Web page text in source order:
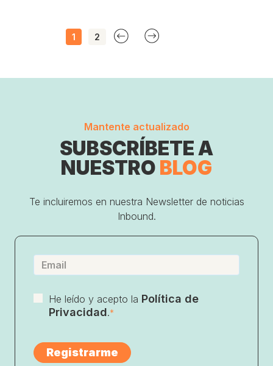
1 2
Mantente actualizado
SUBSCRÍBETE A
NUESTRO BLOG
Te incluiremos en nuestra Newsletter de noticias
Inbound.
He leído y acepto la Política de
Privacidad.*